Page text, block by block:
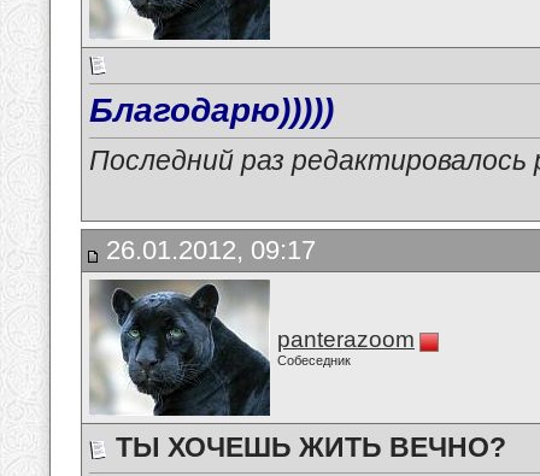
Благодарю)))))
Последний раз
26.01.2012, 09:17
panterazoom
Собеседник
ТЫ ХОЧЕШЬ ЖИТЬ ВЕЧНО?